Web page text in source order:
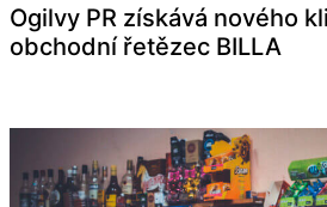
Ogilvy PR získává nového
obchodní řetězec BILLA